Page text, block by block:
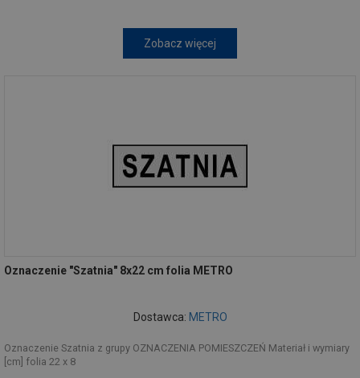
Zobacz więcej
Oznaczenie "Szatnia" 8x22 cm folia METRO
Dostawca: METRO
Oznaczenie Szatnia z grupy OZNACZENIA POMIESZCZEŃ Materiał i wymiary
[cm] folia 22 x 8